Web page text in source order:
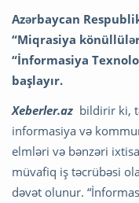
Azərbaycan
“Miqrasiya
“İnformasiya
başlayır.
Xeberler.az bildirir ki,
informasiya və
elmləri və bənzəri
müvafiq iş təcrübəsi
dəvət olunur.